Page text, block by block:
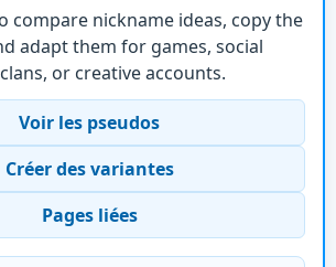
compare nickname ideas, copy the
adapt them for games, social
or creative accounts.
Voir les pseudos
Créer des variantes
Pages liées